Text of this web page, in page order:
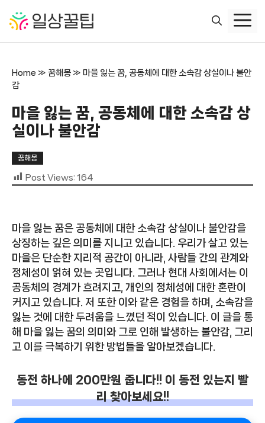
Home » 꿈해몽 » 마을 잃는 꿈, 공동체에 대한 소속감 상실이나 불안
감
마을 잃는 꿈, 공동체에 대한 소속감 상
실이나 불안감
꿈해몽
Post Views: 164
마을 잃는 꿈은 공동체에 대한 소속감 상실이나 불안감을
상징하는 깊은 의미를 지니고 있습니다. 우리가 살고 있는
마을은 단순한 지리적 공간이 아니라, 사람들 간의 관계와
정체성이 얽혀 있는 곳입니다. 그러나 현대 사회에서는 이
공동체의 경계가 흐려지고, 개인의 정체성에 대한 혼란이
커지고 있습니다. 저 또한 이와 같은 경험을 하며, 소속감을
잃는 것에 대한 두려움을 느꼈던 적이 있습니다. 이 글을 통
해 마을 잃는 꿈의 의미와 그로 인해 발생하는 불안감, 그리
고 이를 극복하기 위한 방법들을 알아보겠습니다.
동전 하나에 200만원 줍니다!! 이 동전 있는지 빨
리 찾아보세요!!